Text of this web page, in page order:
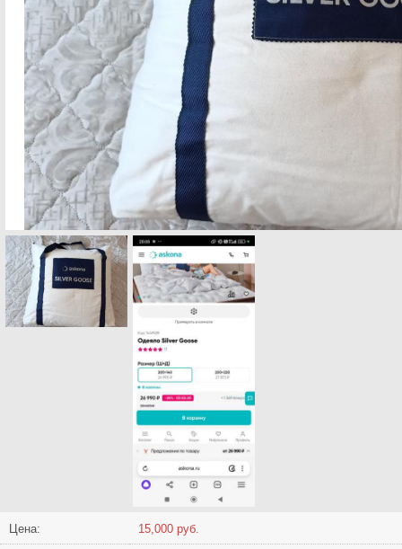
Цена: 15,000 руб.